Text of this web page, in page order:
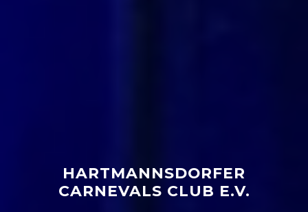
HARTMANNSDORFER
CARNEVALS CLUB E.V.